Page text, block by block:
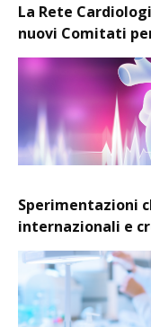
La Rete
nuovi Comitati
Sperimentazioni
internazionali e